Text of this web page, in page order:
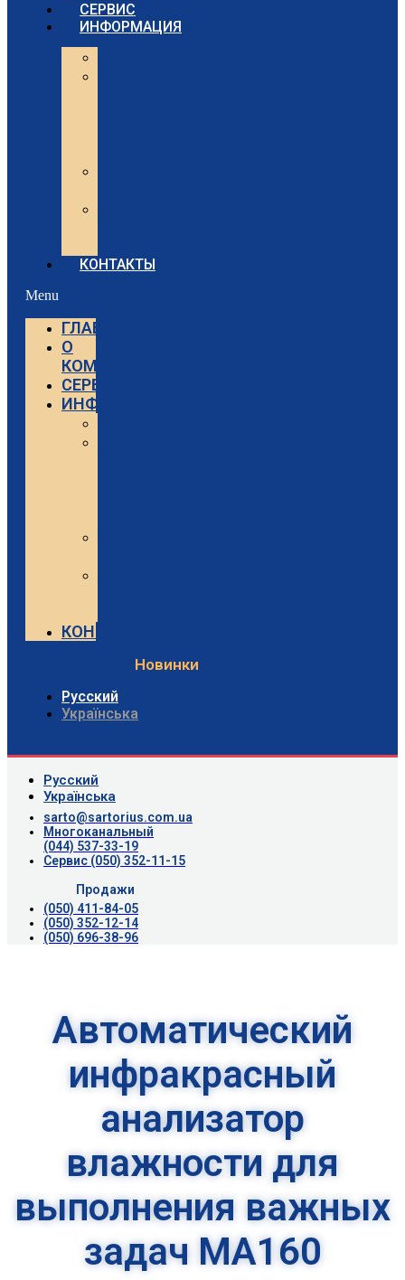
СЕРВИС
ИНФОРМАЦИЯ
КОНТАКТЫ
Menu
ГЛАВНАЯ
О
КОМПАНИИ
СЕРВИС
ИНФОРМАЦИЯ
КОНТАКТЫ
Новинки
Русский
Українська
Русский
Українська
sarto@sartorius.com.ua
Многоканальный
(044) 537-33-19
Сервис (050) 352-11-15
Продажи
(050) 411-84-05
(050) 352-12-14
(050) 696-38-96
Автоматический
инфракрасный
анализатор
влажности для
выполнения важных
задач MA160